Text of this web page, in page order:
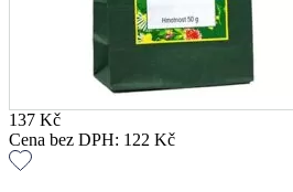
137 Kč
Cena bez DPH: 122 Kč